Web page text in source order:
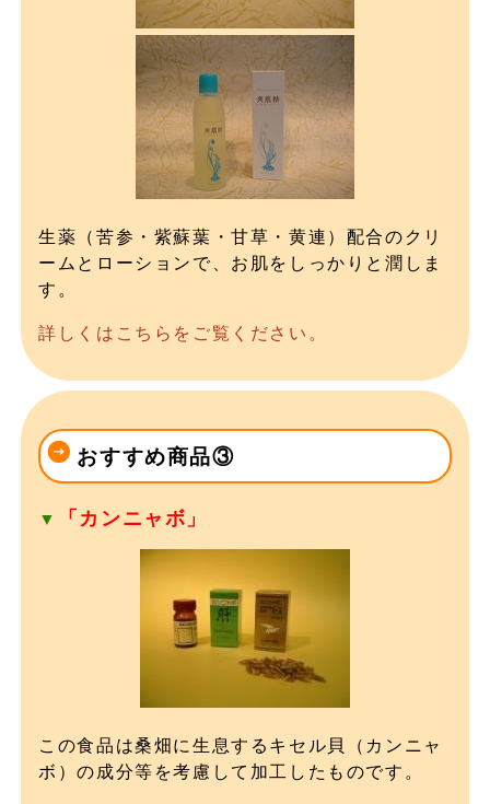
生薬（苦参・紫蘇葉・甘草・黄連）配合のクリ
ームとローションで、お肌をしっかりと潤しま
す。
詳しくはこちらをご覧ください。
おすすめ商品③
▼ 「カンニャボ」
この食品は桑畑に生息するキセル貝（カンニャ
ボ）の成分等を考慮して加工したものです。